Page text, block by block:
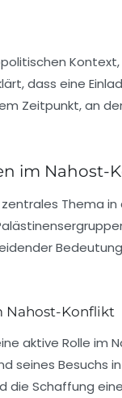
dass eine
Zeitpunkt, an
im Nahost-
Thema in
Nahost-Konflikt
aktive Rolle im
seines Besuchs
die Schaffung